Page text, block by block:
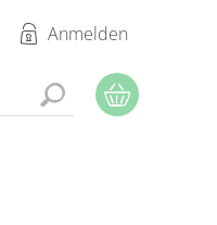
Anmelden